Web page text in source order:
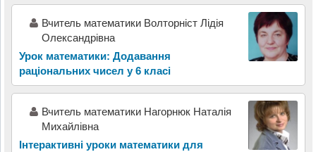
Вчитель математики Волторніст Лідія
Олександрівна
Урок математики: Додавання
раціональних чисел у 6 класі
Вчитель математики Нагорнюк Наталія
Михайлівна
Інтерактивні уроки математики для